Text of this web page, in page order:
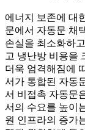
에너지 보존에 대
문에서 자동문 채
손실을 최소화하
고 냉난방 비용을
더욱 엄격해짐에
서가 통합된 자동
서 비접촉 자동문
서의 수요를 높이
원 인프라의 증가